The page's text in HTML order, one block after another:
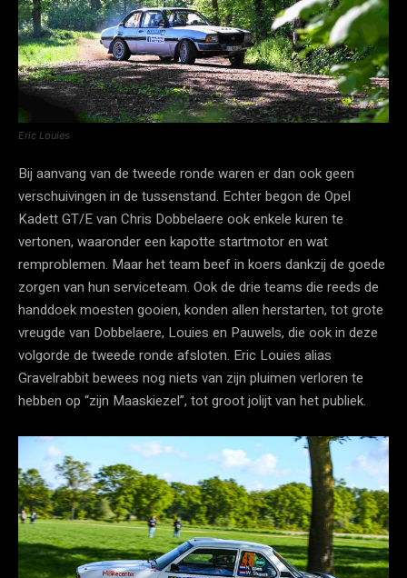
Eric Louies
Bij aanvang van de tweede ronde waren er dan ook geen
verschuivingen in de tussenstand. Echter begon de Opel
Kadett GT/E van Chris Dobbelaere ook enkele kuren te
vertonen, waaronder een kapotte startmotor en wat
remproblemen. Maar het team beef in koers dankzij de goede
zorgen van hun serviceteam. Ook de drie teams die reeds de
handdoek moesten gooien, konden allen herstarten, tot grote
vreugde van Dobbelaere, Louies en Pauwels, die ook in deze
volgorde de tweede ronde afsloten. Eric Louies alias
Gravelrabbit bewees nog niets van zijn pluimen verloren te
hebben op “zijn Maaskiezel”, tot groot jolijt van het publiek.